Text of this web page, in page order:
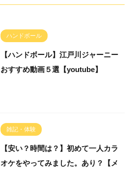
ハンドボール
【ハンドボール】江戸川ジャーニー
おすすめ動画５選【youtube】
雑記・体験
【安い？時間は？】初めて一人カラ
オケをやってみました。あり？【メ